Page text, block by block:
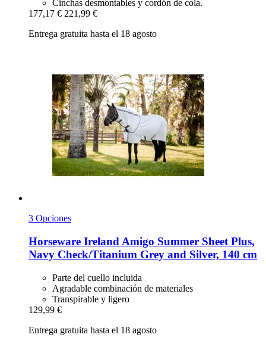
Cinchas desmontables y cordón de cola.
177,17 € 221,99 €
Entrega gratuita hasta el 18 agosto
3 Opciones
Horseware Ireland Amigo Summer Sheet Plus,
Navy Check/Titanium Grey and Silver, 140 cm
Parte del cuello incluida
Agradable combinación de materiales
Transpirable y ligero
129,99 €
Entrega gratuita hasta el 18 agosto